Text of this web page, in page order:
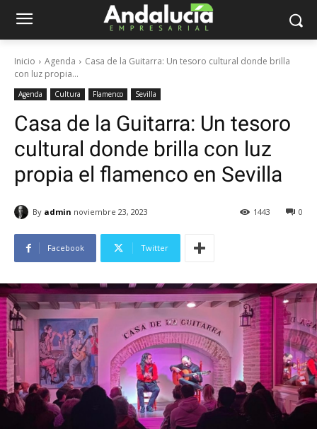
Inicio Agenda
Casa de la Guitarra: Un tesoro cultural donde brilla
con luz propia...
Agenda Cultura Flamenco Sevilla
Casa de la Guitarra: Un tesoro
cultural donde brilla con luz
propia el flamenco en Sevilla
By admin noviembre 23, 2023 0
1443
Facebook Twitter